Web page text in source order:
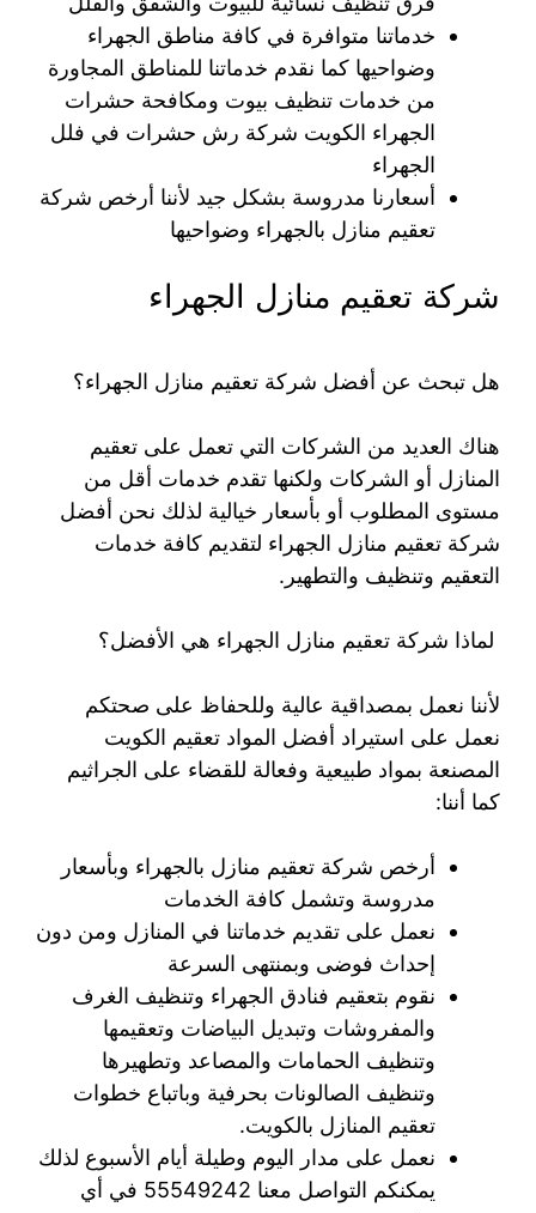
خدماتنا متوافرة في كافة مناطق الجهراء
وضواحيها كما نقدم خدماتنا للمناطق المجاورة
من خدمات تنظيف بيوت ومكافحة حشرات
الجهراء الكويت شركة رش حشرات في فلل
الجهراء
أسعارنا مدروسة بشكل جيد لأننا أرخص شركة
تعقيم منازل بالجهراء وضواحيها
شركة تعقيم منازل الجهراء
هل تبحث عن أفضل شركة تعقيم منازل الجهراء؟
هناك العديد من الشركات التي تعمل على تعقيم
المنازل أو الشركات ولكنها تقدم خدمات أقل من
مستوى المطلوب أو بأسعار خيالية لذلك نحن أفضل
شركة تعقيم منازل الجهراء لتقديم كافة خدمات
التعقيم وتنظيف والتطهير.
لماذا شركة تعقيم منازل الجهراء هي الأفضل؟
لأننا نعمل بمصداقية عالية وللحفاظ على صحتكم
نعمل على استيراد أفضل المواد تعقيم الكويت
المصنعة بمواد طبيعية وفعالة للقضاء على الجراثيم
كما أننا:
أرخص شركة تعقيم منازل بالجهراء وبأسعار
مدروسة وتشمل كافة الخدمات
نعمل على تقديم خدماتنا في المنازل ومن دون
إحداث فوضى وبمنتهى السرعة
نقوم بتعقيم فنادق الجهراء وتنظيف الغرف
والمفروشات وتبديل البياضات وتعقيمها
وتنظيف الحمامات والمصاعد وتطهيرها
وتنظيف الصالونات بحرفية وباتباع خطوات
تعقيم المنازل بالكويت.
نعمل على مدار اليوم وطيلة أيام الأسبوع لذلك
يمكنكم التواصل معنا 55549242 في أي